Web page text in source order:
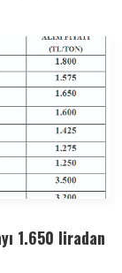
1.650 liradan